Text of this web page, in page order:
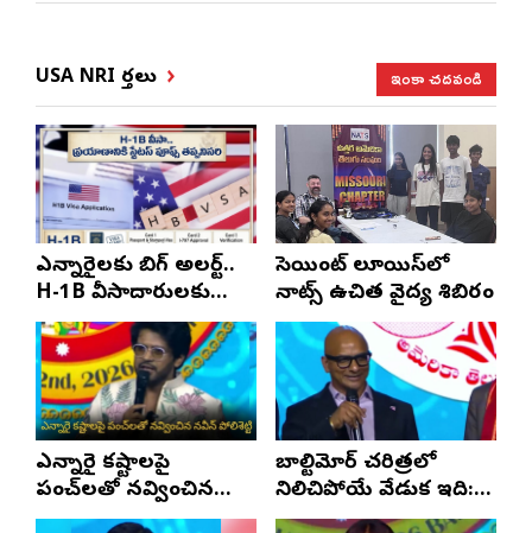
USA NRI వార్తలు ఇంకా చదవండి
ఎన్నారైలకు బిగ్ అలర్ట్..
H-1B వీసాదారులకు
ప్రయాణ సమయంలో
స్టేటస్ ప్రూఫ్స్ తప్పనిసరి..!
సెయింట్ లూయిస్‌లో
నాట్స్ ఉచిత వైద్య శిబిరం
ఎన్నారై కష్టాలపై
పంచ్‌లతో నవ్వించిన
నవీన్ పోలిశెట్టి
బాల్టిమోర్ చరిత్రలో
నిలిచిపోయే వేడుక ఇది:
శ్రీధర్ బానాల